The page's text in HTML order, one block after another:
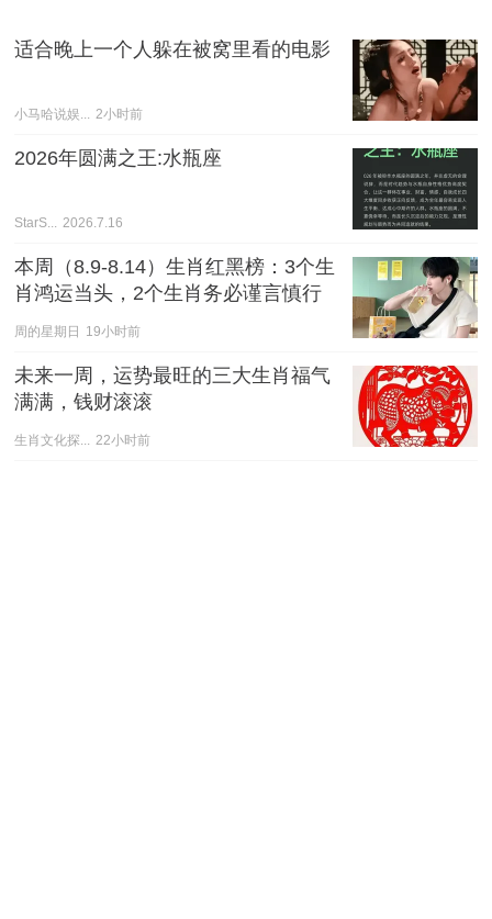
适合晚上一个人躲在被窝里看的电影
小马哈说娱... 2小时前
2026年圆满之王:水瓶座
StarS... 2026.7.16
本周（8.9-8.14）生肖红黑榜：3个生
肖鸿运当头，2个生肖务必谨言慎行
周的星期日 19小时前
未来一周，运势最旺的三大生肖福气
满满，钱财滚滚
生肖文化探... 22小时前